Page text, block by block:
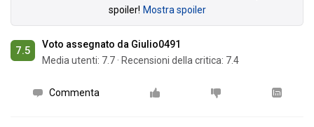
spoiler! Mostra spoiler
7.5
Voto assegnato da Giulio0491
Media utenti: 7.7 · Recensioni della critica: 7.4
Commenta